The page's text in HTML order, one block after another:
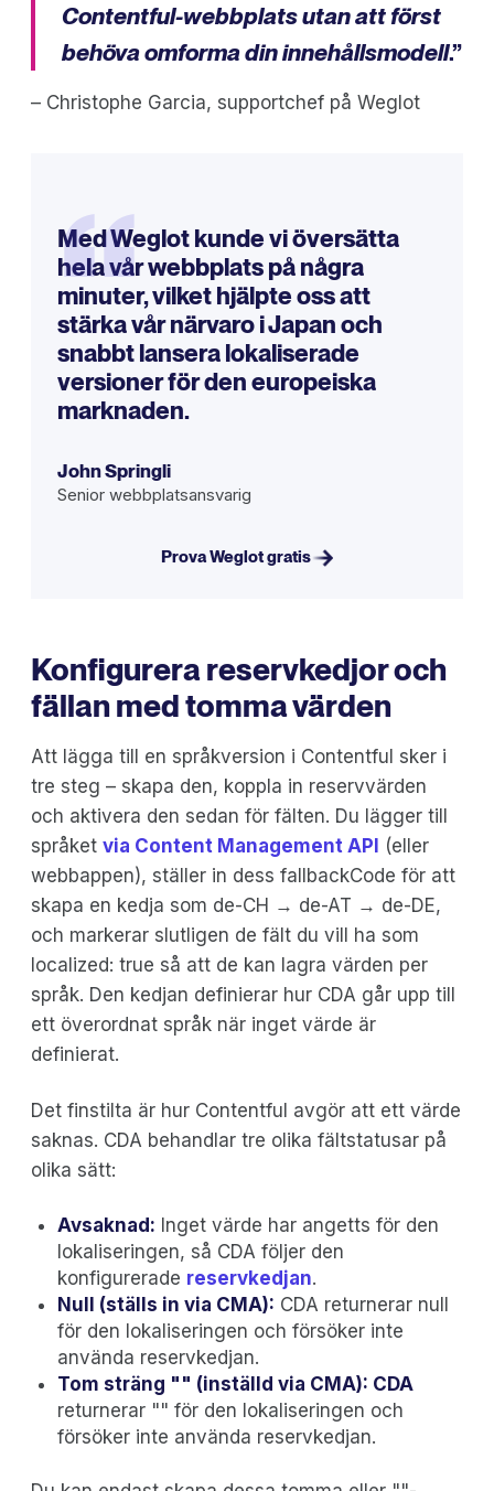
Contentful-webbplats utan att först
behöva omforma din innehållsmodell.”
– Christophe Garcia, supportchef på Weglot
Med Weglot kunde vi översätta
hela vår webbplats på några
minuter, vilket hjälpte oss att
stärka vår närvaro i Japan och
snabbt lansera lokaliserade
versioner för den europeiska
marknaden.
John Springli
Senior webbplatsansvarig
Prova Weglot gratis
“
Konfigurera reservkedjor och
fällan med tomma värden
Att lägga till en språkversion i Contentful sker i
tre steg – skapa den, koppla in reservvärden
och aktivera den sedan för fälten. Du lägger till
språket via Content Management API
(eller
webbappen), ställer in dess fallbackCode för att
skapa en kedja som de-CH → de-AT → de-DE,
och markerar slutligen de fält du vill ha som
localized: true så att de kan lagra värden per
språk. Den kedjan definierar hur CDA går upp till
ett överordnat språk när inget värde är
definierat.
Det finstilta är hur Contentful avgör att ett värde
saknas. CDA behandlar tre olika fältstatusar på
olika sätt:
Avsaknad: Inget värde har angetts för den
lokaliseringen, så CDA följer den
konfigurerade reservkedjan.
Null (ställs in via CMA): CDA returnerar null
för den lokaliseringen och försöker inte
använda reservkedjan.
Tom sträng "" (inställd via CMA): CDA
returnerar "" för den lokaliseringen och
försöker inte använda reservkedjan.